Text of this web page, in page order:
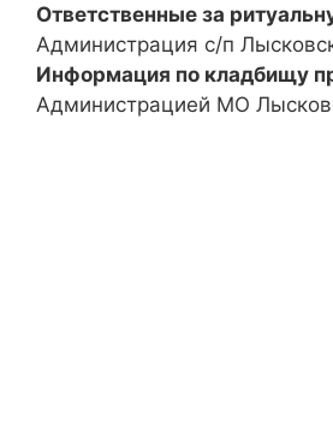
Ответственные за
Администрация с/п
Информация по кладбищу
Администрацией МО